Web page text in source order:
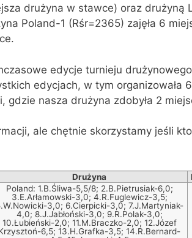
drużyna w stawce) oraz drużyną
Poland-1 (Rśr=2365) zajęła 6
edycje turnieju
edycjach, w tym organizowała
gdzie nasza drużyna zdobyła 2
ale chętnie skorzystamy jeśli
Drużyna
Poland: 1.B.Śliwa-5,5/8; 2.B.Pietrusiak-6,0;
3.E.Arłamowski-3,0; 4.R.Fuglewicz-3,5;
3,0; 6.Cierpicki-3,0; 7.J.Martyniak-
4,0; 8.J.Jabłoński-3,0; 9.R.Polak-3,0;
10.Łubieński-2,0; 11.M.Braczko-2,0; 12.Józef
6,5; 13.H.Grafka-3,5; 14.R.Bernard-